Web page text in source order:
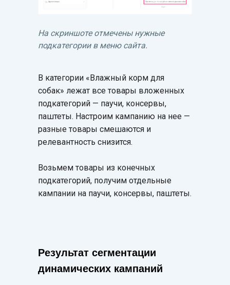
На скриншоте отмечены нужные
подкатегории в меню сайта.
В категории «Влажный корм для
собак» лежат все товары вложенных
подкатегорий — паучи, консервы,
паштеты. Настроим кампанию на нее —
разные товары смешаются и
релевантность снизится.
Возьмем товары из конечных
подкатегорий, получим отдельные
кампании на паучи, консервы, паштеты.
Результат сегментации
динамических кампаний